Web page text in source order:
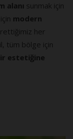
alanı sunmak için
modern
her
tüm bölge için
estetiğine